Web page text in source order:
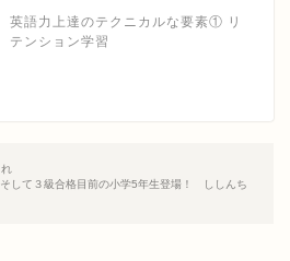
英語力上達のテクニカルな要素① リ
テンション学習
して３級合格目前の小学5年生登場！ ししんち